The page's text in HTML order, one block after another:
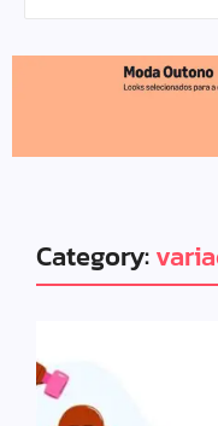
Category: